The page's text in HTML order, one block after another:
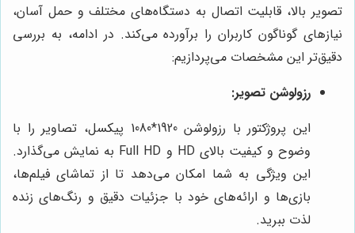
تصویر بالا، قابلیت اتصال به دستگاه‌های مختلف و حمل آسان،
نیازهای گوناگون کاربران را برآورده می‌کند. در ادامه، به بررسی
دقیق‌تر این مشخصات می‌پردازیم:
رزولوشن تصویر:
این پروژکتور با رزولوشن 1920*1080 پیکسل، تصاویر را با
وضوح و کیفیت بالای HD و Full HD به نمایش می‌گذارد.
این ویژگی به شما امکان می‌دهد تا از تماشای فیلم‌ها،
بازی‌ها و ارائه‌های خود با جزئیات دقیق و رنگ‌های زنده
لذت ببرید.